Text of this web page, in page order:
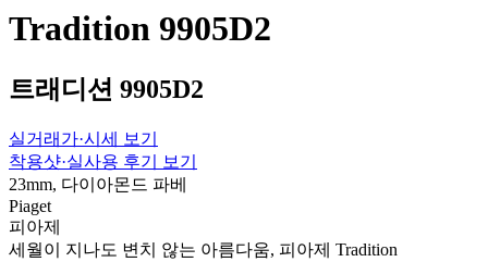
Tradition 9905D2
트래디션 9905D2
실거래가·시세 보기
착용샷·실사용 후기 보기
23mm, 다이아몬드 파베
Piaget
피아제
세월이 지나도 변치 않는 아름다움, 피아제 Tradition